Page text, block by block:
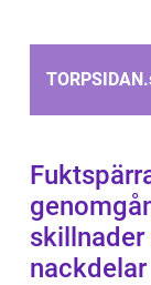
TORPSIDAN.
nackdelar